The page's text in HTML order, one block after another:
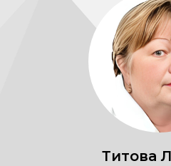
Титова